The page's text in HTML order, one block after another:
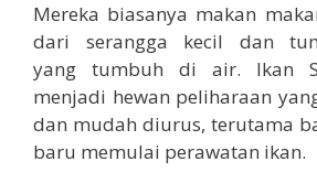
Mereka biasanya makan
dari serangga kecil dan
yang tumbuh di air. Ikan
menjadi hewan peliharaan
dan mudah diurus, terutama
baru memulai perawatan ikan.